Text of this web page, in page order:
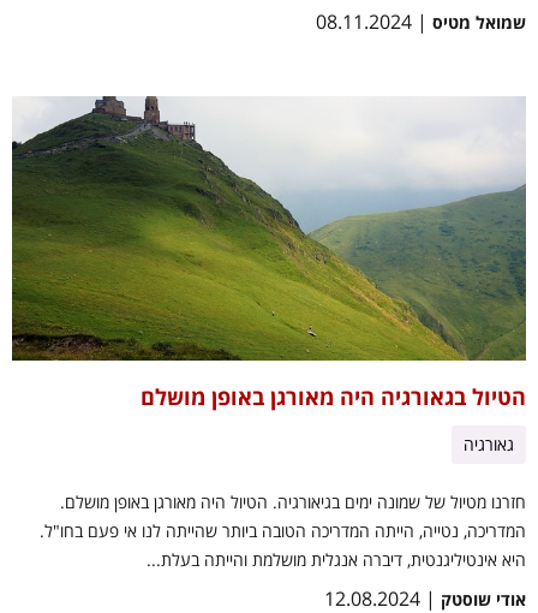
שמואל מטיס | 08.11.2024
הטיול בגאורגיה היה מאורגן באופן מושלם
גאורגיה
חזרנו מטיול של שמונה ימים בגיאורגיה. הטיול היה מאורגן באופן מושלם.
המדריכה, נטייה, הייתה המדריכה הטובה ביותר שהייתה לנו אי פעם בחו"ל.
היא אינטיליגנטית, דיברה אנגלית מושלמת והייתה בעלת...
אודי שוסטק | 12.08.2024